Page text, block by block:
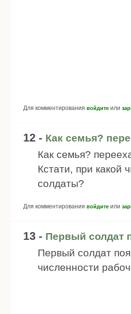
Для комментирования войдите или
12 - Как семья?
Как семья?
Кстати, при какой
солдаты?
Для комментирования войдите или
13 - Первый солдат
Первый солдат
численности